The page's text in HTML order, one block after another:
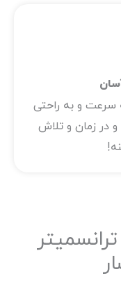
سرعت و به راحتی
در زمان و تلاش